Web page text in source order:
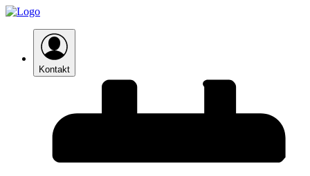
Kontakt